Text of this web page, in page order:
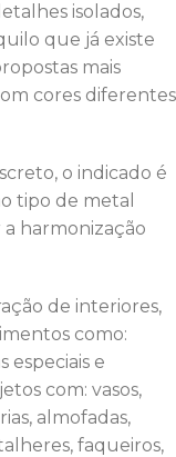
isolados,
que já existe
mais
cores diferentes
o indicado é
tipo de metal
harmonização
de interiores,
como:
especiais e
com: vasos,
almofadas,
faqueiros,